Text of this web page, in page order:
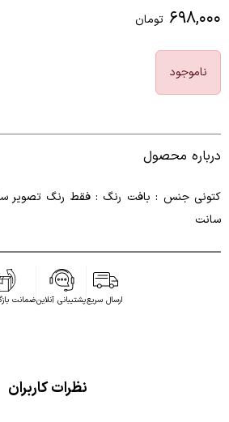
۶۹۸,۰۰۰ تومان
ناموجود
درباره محصول
سانت
ارسال سریعپشتیبانی آنلاینضمانت
نظرات کاربران